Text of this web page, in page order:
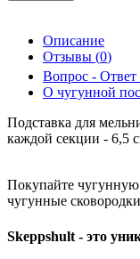
Описание
Отзывы (0)
Вопрос - Ответ
О чугунной
Подставка для
каждой секции - 6,5
Покупайте чугунную
чугунные
Skeppshult - это